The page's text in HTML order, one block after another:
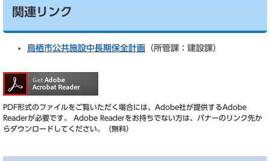
関連リンク
鳥栖市公共施設中長期保全計画 （所管課：建設課）
PDF形式のファイルをご覧いただく場合には、Adobe社が提供するAdobe
Readerが必要です。
Adobe Readerをお持ちでない方は、バナーのリンク先か
らダウンロードしてください。（無料）